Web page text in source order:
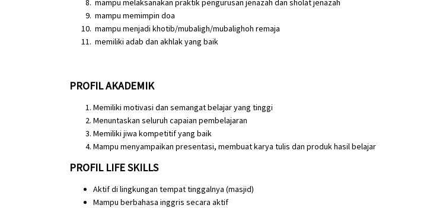
mampu melaksanakan praktik pengurusan jenazah dan sholat jenazah
mampu memimpin doa
mampu menjadi khotib/mubaligh/mubalighoh remaja
memiliki adab dan akhlak yang baik
PROFIL AKADEMIK
Memiliki motivasi dan semangat belajar yang tinggi
Menuntaskan seluruh capaian pembelajaran
Memiliki jiwa kompetitif yang baik
Mampu menyampaikan presentasi, membuat karya tulis dan produk hasil belajar
PROFIL LIFE SKILLS
Aktif di lingkungan tempat tinggalnya (masjid)
Mampu berbahasa inggris secara aktif